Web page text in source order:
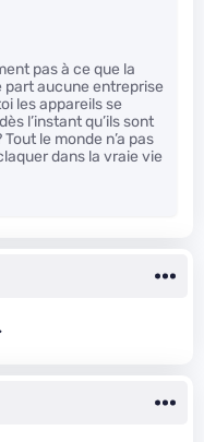
pas à ce que la
part aucune entreprise
les appareils se
l’instant qu’ils sont
le monde n’a pas
dans la vraie vie